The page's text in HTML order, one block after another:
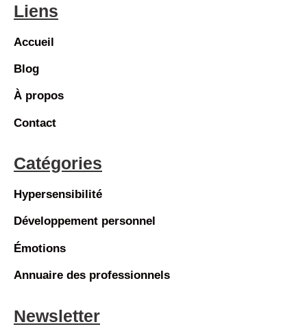
Liens
Accueil
Blog
À propos
Contact
Catégories
Hypersensibilité
Développement personnel
Émotions
Annuaire des professionnels
Newsletter